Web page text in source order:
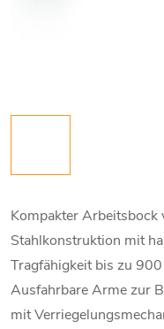
Kompakter Arbeitsbock
Stahlkonstruktion mit
Tragfähigkeit bis zu
Ausfahrbare Arme zur
mit